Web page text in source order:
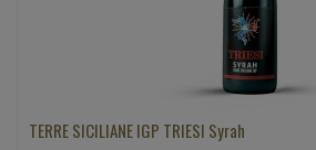
TERRE SICILIANE IGP TRIESI Syrah